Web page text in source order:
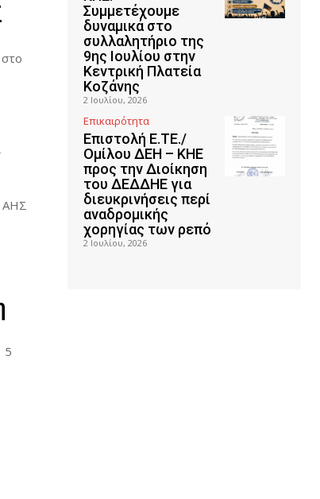
ΑΗΣ
5
Συμμετέχουμε
δυναμικά στο
συλλαλητήριο της
9ης Ιουλίου στην
Κεντρική Πλατεία
Κοζάνης
2 Ιουλίου, 2026
Επικαιρότητα
Επιστολή Ε.ΤΕ./
Ομίλου ΔΕΗ – ΚΗΕ
προς την Διοίκηση
του ΔΕΔΔΗΕ για
διευκρινήσεις περί
αναδρομικής
χορηγίας των ρεπό
2 Ιουλίου, 2026